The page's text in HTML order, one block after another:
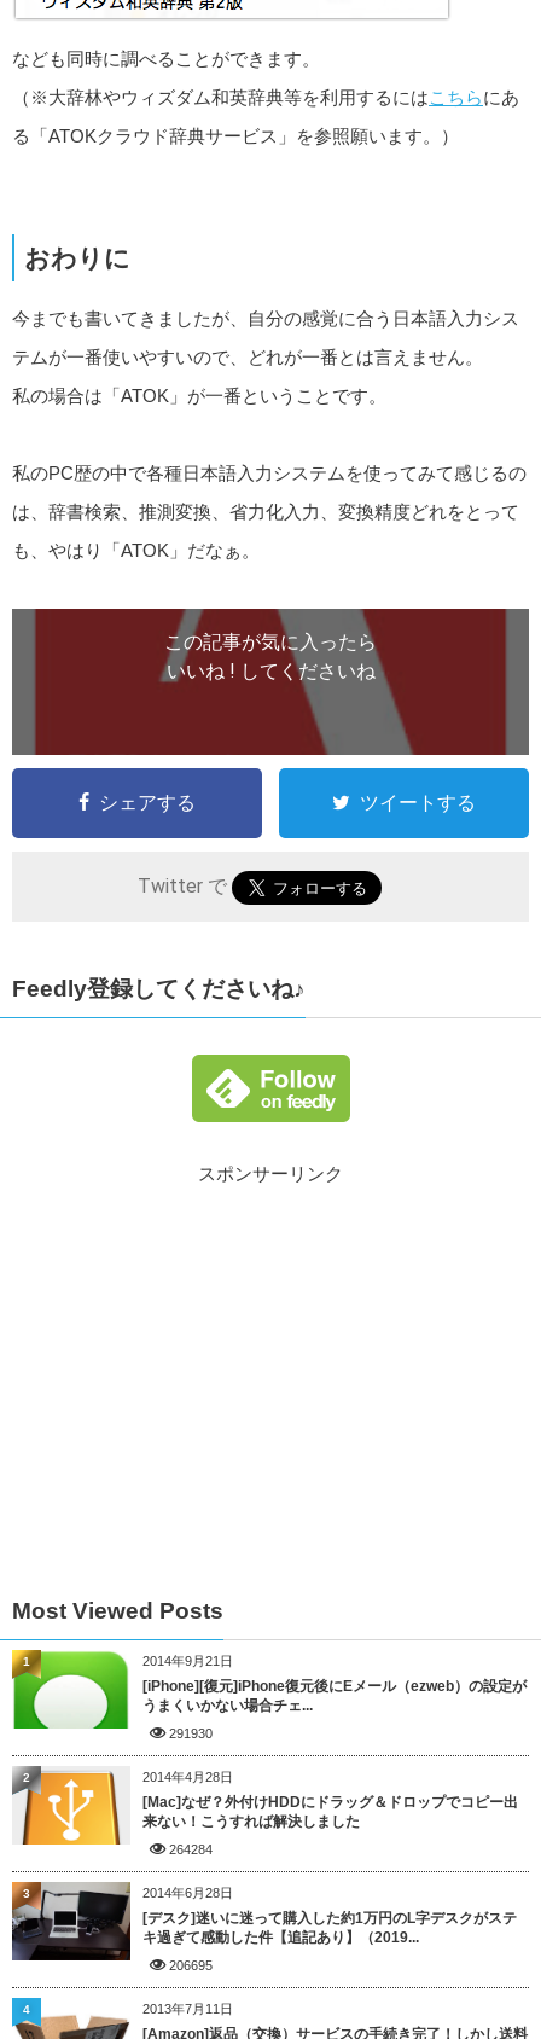
なども同時に調べることができます。
（※大辞林やウィズダム和英辞典等を利用するにはこちらにあ
る「ATOKクラウド辞典サービス」を参照願います。）
おわりに
今までも書いてきましたが、自分の感覚に合う日本語入力シス
テムが一番使いやすいので、どれが一番とは言えません。
私の場合は「ATOK」が一番ということです。
私のPC歴の中で各種日本語入力システムを使ってみて感じるの
は、辞書検索、推測変換、省力化入力、変換精度どれをとって
も、やはり「ATOK」だなぁ。
この記事が気に入ったら
いいね ! してくださいね
シェアする ツイートする
Twitter で
Feedly登録してくださいね♪
スポンサーリンク
Most Viewed Posts
2014年9月21日
[iPhone][復元]iPhone復元後にEメール（ezweb）の設定が
うまくいかない場合チェ...
291930
1
2014年4月28日
[Mac]なぜ？外付けHDDにドラッグ＆ドロップでコピー出
来ない！こうすれば解決しました
264284
2
2014年6月28日
[デスク]迷いに迷って購入した約1万円のL字デスクがステ
キ過ぎて感動した件【追記あり】（2019...
206695
3
2013年7月11日
[Amazon]返品（交換）サービスの手続き完了！しかし送料
4